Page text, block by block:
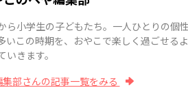
ら小学生の子どもたち。一人ひとりの個
いこの時期を、おやこで楽しく過ごせるよ
きます。
部さんの記事一覧をみる